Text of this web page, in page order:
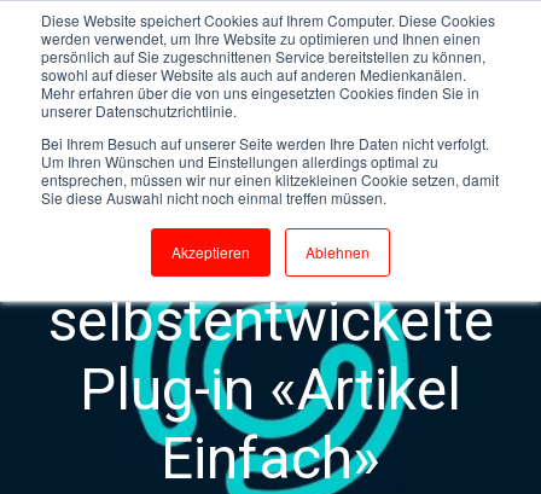
Diese Website speichert Cookies auf Ihrem Computer. Diese Cookies
werden verwendet, um Ihre Website zu optimieren und Ihnen einen
persönlich auf Sie zugeschnittenen Service bereitstellen zu können,
sowohl auf dieser Website als auch auf anderen Medienkanälen.
Mehr erfahren über die von uns eingesetzten Cookies finden Sie in
unserer Datenschutzrichtlinie.
Bei Ihrem Besuch auf unserer Seite werden Ihre Daten nicht verfolgt.
Um Ihren Wünschen und Einstellungen allerdings optimal zu
entsprechen, müssen wir nur einen klitzekleinen Cookie setzen, damit
Sie diese Auswahl nicht noch einmal treffen müssen.
Akzeptieren Ablehnen
Kassenlösungen
Entwicklung
Der
selbstentwickelte
Plug-in «Artikel
Einfach»